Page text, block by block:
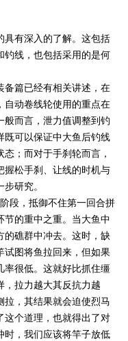
具有深入的了解。这包括
钓线，也包括采用的是何
备篇已经有相关讲述，在
自动卷线轮使用的重点在
般而言，泄力值调整到钓
既可以保证中大鱼后钓线
；而对于手刹轮而言，
握松手刹、让线的时机与
研究。
段，抵御不住第一回合拼
节的重中之重。当大鱼中
的礁群中冲去。这时，缺
试图将鱼拉回来，但如果
率很低。这就好比抓住缰
，拉力越大其反抗力越
拉，其结果就会迫使烈马
这个道理，也就得出了对
时，我们应该将竿子放低